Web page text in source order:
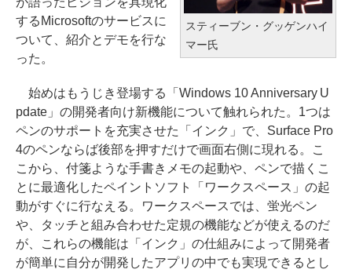
スティーブン・グッゲンハイ
マー氏
するMicrosoftのサービスに
ついて、紹介とデモを行な
った。
始めはもうじき登場する「Windows 10 Anniversary U
pdate」の開発者向け新機能について触れられた。1つは
ペンのサポートを充実させた「インク」で、Surface Pro
4のペンならば後部を押すだけで画面右側に現れる。こ
こから、付箋ような手書きメモの起動や、ペンで描くこ
とに最適化したペイントソフト「ワークスペース」の起
動がすぐに行なえる。ワークスペースでは、蛍光ペン
や、タッチと組み合わせた定規の機能などが使えるのだ
が、これらの機能は「インク」の仕組みによって開発者
が簡単に自分が開発したアプリの中でも実現できるとし